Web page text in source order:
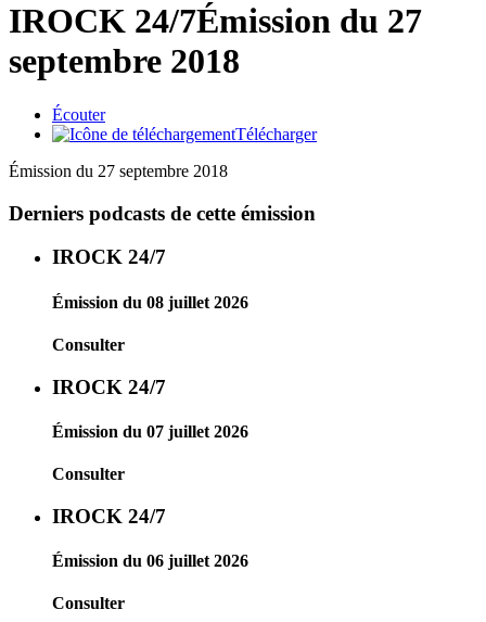
IROCK 24/7Émission du 27
septembre 2018
Écouter
Télécharger
Émission du 27 septembre 2018
Derniers podcasts de cette émission
IROCK 24/7
Émission du 08 juillet 2026
Consulter
IROCK 24/7
Émission du 07 juillet 2026
Consulter
IROCK 24/7
Émission du 06 juillet 2026
Consulter